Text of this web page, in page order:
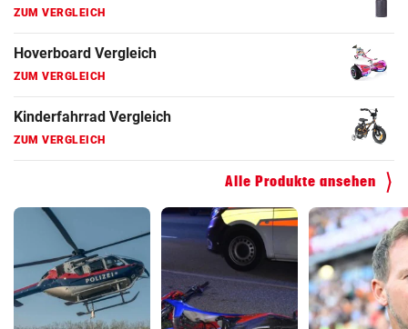
ZUM VERGLEICH
Hoverboard Vergleich
ZUM VERGLEICH
Kinderfahrrad Vergleich
ZUM VERGLEICH
Alle Produkte ansehen